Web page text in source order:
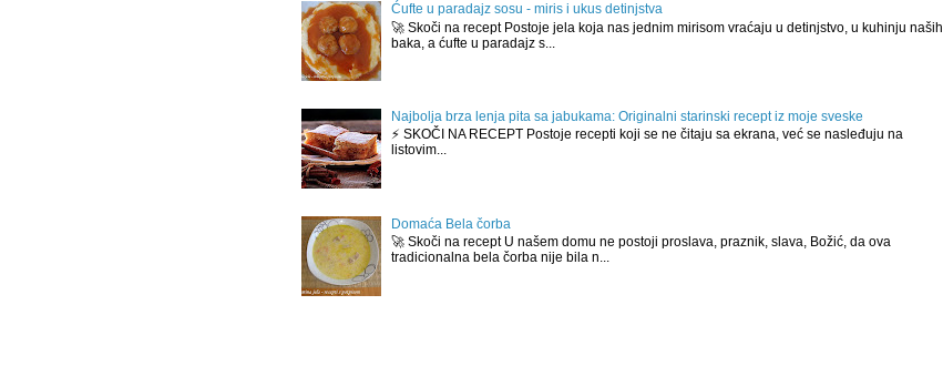
Ćufte u paradajz sosu - miris i ukus detinjstva
🚀 Skoči na recept Postoje jela koja nas jednim mirisom vraćaju u detinjstvo, u kuhinju naših
baka, a ćufte u paradajz s...
Najbolja brza lenja pita sa jabukama: Originalni starinski recept iz moje sveske
⚡ SKOČI NA RECEPT Postoje recepti koji se ne čitaju sa ekrana, već se nasleđuju na
listovim...
Domaća Bela čorba
🚀 Skoči na recept U našem domu ne postoji proslava, praznik, slava, Božić, da ova
tradicionalna bela čorba nije bila n...